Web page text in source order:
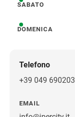
sabato
SABATO
domenica
DOMENICA
Telefono
+39 049 690203
EMAIL